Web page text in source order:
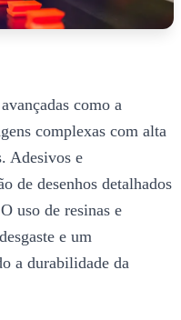
como a
complexas com alta
Adesivos e
de desenhos detalhados
uso de resinas e
e um
a durabilidade da